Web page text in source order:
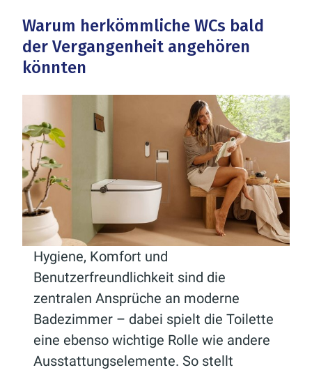
Warum herkömmliche WCs bald
der Vergangenheit angehören
könnten
Hygiene, Komfort und
Benutzerfreundlichkeit sind die
zentralen Ansprüche an moderne
Badezimmer – dabei spielt die Toilette
eine ebenso wichtige Rolle wie andere
Ausstattungselemente. So stellt